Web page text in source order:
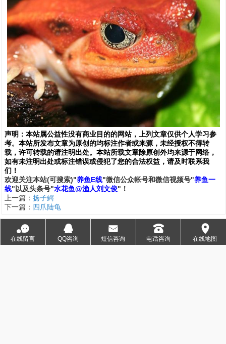
声明： 本站属公益性没有商业目的的网站，上列文章仅供个人学习参
考。本站所发布文章为原创的均标注作者或来源，未经授权不得转
载，许可转载的请注明出处。本站所载文章除原创外均来源于网络，
如有未注明出处或标注错误或侵犯了您的合法权益，请及时联系我
们 ！
欢迎关注本站(可搜索)"养鱼E线"微信公众帐号和微信视频号"养鱼一
线"以及头条号"水花鱼@渔人刘文俊"！
上一篇： 扬子鳄
下一篇： 四爪陆龟
查看评论[0]
文章评论
󰂮
在线留言
󰇇
QQ咨询
󰄸
短信咨询
󰇯
电话咨询
󰅊
在线地图